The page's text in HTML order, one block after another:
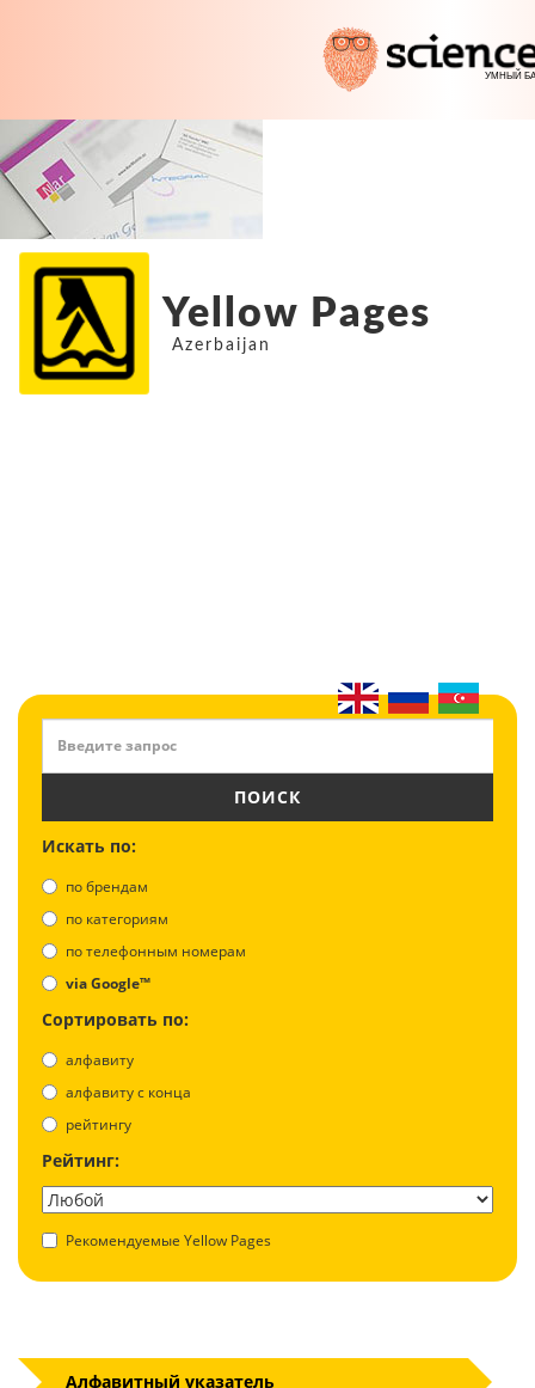
Yellow Pages
Azerbaijan
ПОИСК
Искать по:
по брендам
по категориям
по телефонным номерам
via Google™
Сортировать по:
алфавиту
aлфавиту с конца
рейтингу
Рейтинг:
Рекомендуемые Yellow Pages
Алфавитный указатель